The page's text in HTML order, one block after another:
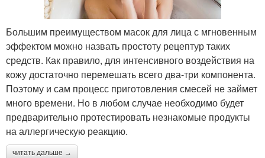
Большим преимуществом масок для лица с мгновенным
эффектом можно назвать простоту рецептур таких
средств. Как правило, для интенсивного воздействия на
кожу достаточно перемешать всего два-три компонента.
Поэтому и сам процесс приготовления смесей не займет
много времени. Но в любом случае необходимо будет
предварительно протестировать незнакомые продукты
на аллергическую реакцию.
читать дальше →